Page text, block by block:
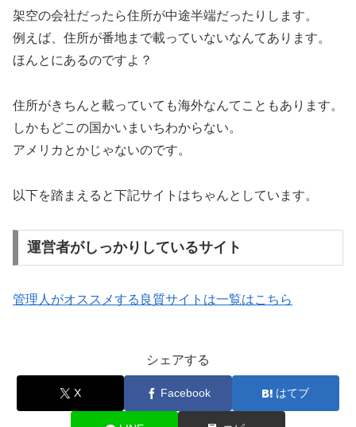
架空の会社だったら住所が中途半端だったりします。
例えば、住所が番地まで載っていないなんてあります。
ほんとにあるのですよ？
住所がきちんと載っていても海外なんてこともあります。
しかもどこの国かいまいちわからない。
アメリカとかじゃないのです。
以下を踏まえると下記サイトはちゃんとしています。
運営者がしっかりしているサイト
管理人がオススメする良質サイトは一覧はこちら
シェアする
X Facebook はてブ